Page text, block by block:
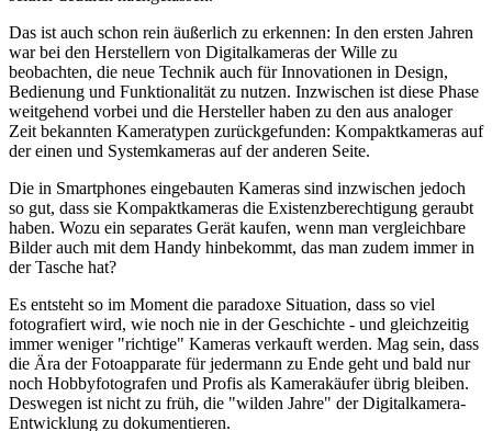
Das ist auch schon rein äußerlich zu erkennen: In den ersten Jahren
war bei den Herstellern von Digitalkameras der Wille zu
beobachten, die neue Technik auch für Innovationen in Design,
Bedienung und Funktionalität zu nutzen. Inzwischen ist diese Phase
weitgehend vorbei und die Hersteller haben zu den aus analoger
Zeit bekannten Kameratypen zurückgefunden: Kompaktkameras auf
der einen und Systemkameras auf der anderen Seite.
Die in Smartphones eingebauten Kameras sind inzwischen jedoch
so gut, dass sie Kompaktkameras die Existenzberechtigung geraubt
haben. Wozu ein separates Gerät kaufen, wenn man vergleichbare
Bilder auch mit dem Handy hinbekommt, das man zudem immer in
der Tasche hat?
Es entsteht so im Moment die paradoxe Situation, dass so viel
fotografiert wird, wie noch nie in der Geschichte - und gleichzeitig
immer weniger "richtige" Kameras verkauft werden. Mag sein, dass
die Ära der Fotoapparate für jedermann zu Ende geht und bald nur
noch Hobbyfotografen und Profis als Kamerakäufer übrig bleiben.
Deswegen ist nicht zu früh, die "wilden Jahre" der Digitalkamera-
Entwicklung zu dokumentieren.